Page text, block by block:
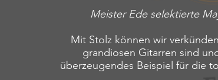
Meister Ede selektierte
Mit Stolz können wir
grandiosen Gitarren sind
überzeugendes Beispiel für die